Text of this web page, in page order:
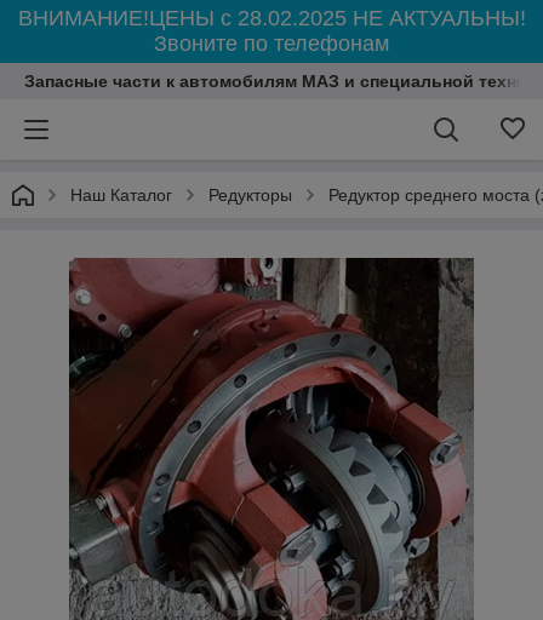
ВНИМАНИЕ!ЦЕНЫ с 28.02.2025 НЕ АКТУАЛЬНЫ!
Звоните по телефонам
Запасные части к автомобилям МАЗ и специальной
Наш Каталог Редукторы Редуктор среднего моста